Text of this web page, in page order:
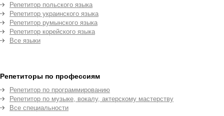
Репетитор польского языка
Репетитор украинского языка
Репетитор румынского языка
Репетитор корейского языка
Все языки
Репетиторы по профессиям
Репетитор по программированию
Репетитор по музыке, вокалу, актерскому мастерству
Все специальности